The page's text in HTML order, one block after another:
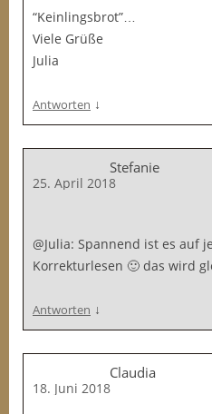
“Keinlingsbrot”…
Viele Grüße
Julia
Antworten ↓
Stefanie
25. April 2018
@Julia: Spannend ist es auf
Korrekturlesen 🙂 das wird
Antworten ↓
Claudia
18. Juni 2018